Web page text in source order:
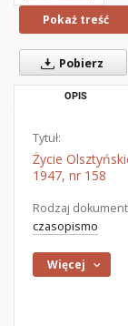
Pokaż treść
Pobierz
OPIS
Tytuł:
Życie
1947, nr 158
Rodzaj
czasopismo
Więcej